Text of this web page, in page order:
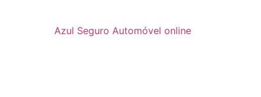
Azul Seguro Automóvel online